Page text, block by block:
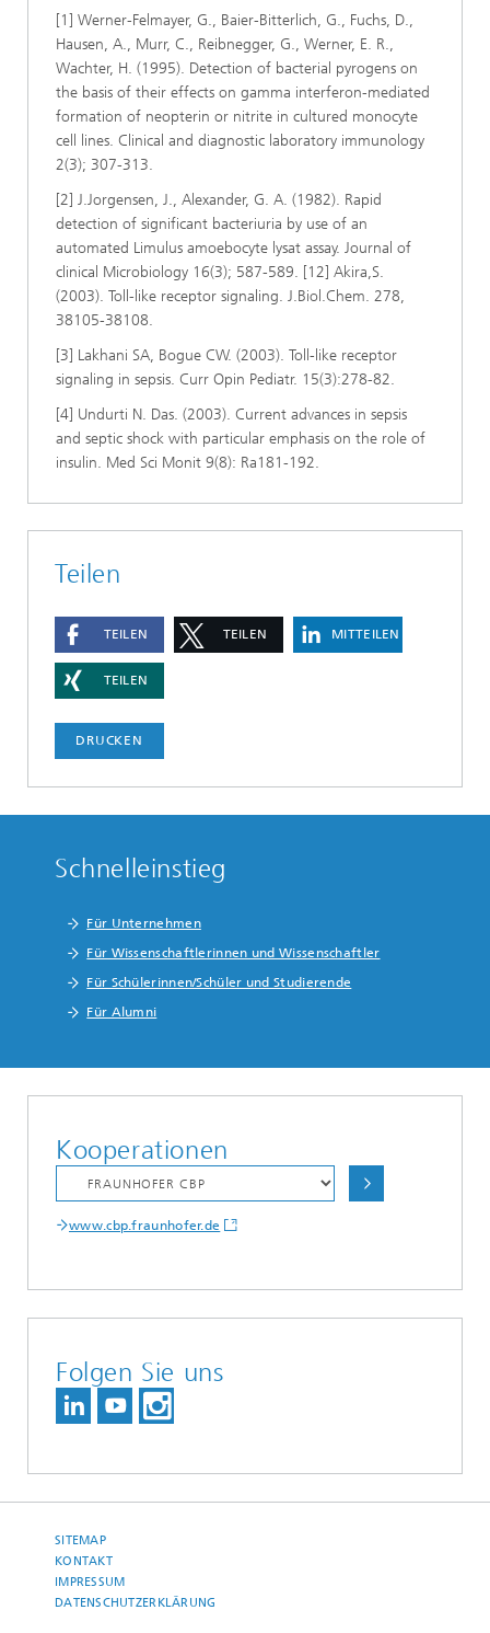
[1] Werner-Felmayer, G., Baier-Bitterlich, G., Fuchs, D.,
Hausen, A., Murr, C., Reibnegger, G., Werner, E. R.,
Wachter, H. (1995). Detection of bacterial pyrogens on
the basis of their effects on gamma interferon-mediated
formation of neopterin or nitrite in cultured monocyte
cell lines. Clinical and diagnostic laboratory immunology
2(3); 307-313.
[2] J.Jorgensen, J., Alexander, G. A. (1982). Rapid
detection of significant bacteriuria by use of an
automated Limulus amoebocyte lysat assay. Journal of
clinical Microbiology 16(3); 587-589. [12] Akira,S.
(2003). Toll-like receptor signaling. J.Biol.Chem. 278,
38105-38108.
[3] Lakhani SA, Bogue CW. (2003). Toll-like receptor
signaling in sepsis. Curr Opin Pediatr. 15(3):278-82.
[4] Undurti N. Das. (2003). Current advances in sepsis
and septic shock with particular emphasis on the role of
insulin. Med Sci Monit 9(8): Ra181-192.
Teilen
TEILEN TEILEN MITTEILEN
TEILEN
DRUCKEN
Schnelleinstieg
Für Unternehmen
Für Wissenschaftlerinnen und Wissenschaftler
Für Schülerinnen/Schüler und Studierende
Für Alumni
Kooperationen
www.cbp.fraunhofer.de
Folgen Sie uns
SITEMAP
KONTAKT
IMPRESSUM
DATENSCHUTZERKLÄRUNG